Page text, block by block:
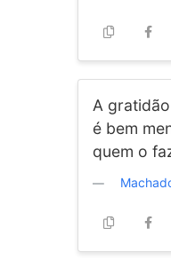
A
é bem
quem o